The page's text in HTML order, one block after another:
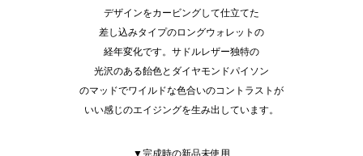
デザインをカービングして仕立てた
差し込みタイプのロングウォレットの
経年変化です。サドルレザー独特の
光沢のある飴色とダイヤモンドパイソン
のマッドでワイルドな色合いのコントラストが
いい感じのエイジングを生み出しています。
▼完成時の新品未使用